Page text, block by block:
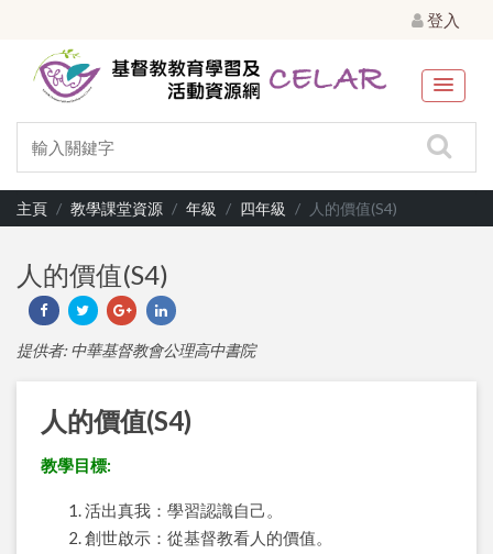
登入
主頁 教學課堂資源 年級 四年級 人的價值(S4)
人的價值(S4)
提供者: 中華基督教會公理高中書院
人的價值(S4)
教學目標:
活出真我：學習認識自己。
創世啟示：從基督教看人的價值。